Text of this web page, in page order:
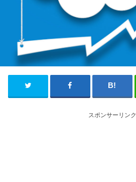
スポンサーリンク